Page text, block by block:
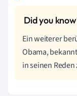
Ein weiterer
Obama,
in seinen